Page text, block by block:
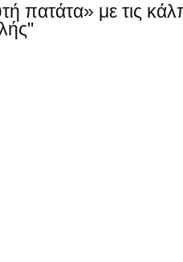
πατάτα» με τις